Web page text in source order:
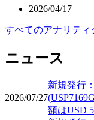
2026/04/17
すべてのアナリティ
ニュース
2026/07/27
新規発行
額はUSD